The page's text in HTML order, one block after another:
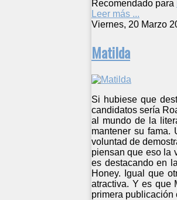
Recomendado para
Leer más ...
Viernes, 20 Marzo
Matilda
Si hubiese que
candidatos sería
al mundo de la
mantener su fama.
voluntad de
piensan que eso la
es destacando en
Honey. Igual que
atractiva. Y es que
primera publicación